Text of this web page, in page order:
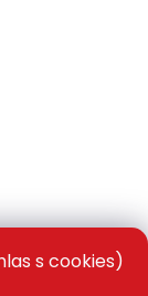
s cookies)